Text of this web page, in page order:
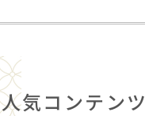
人気コンテンツ